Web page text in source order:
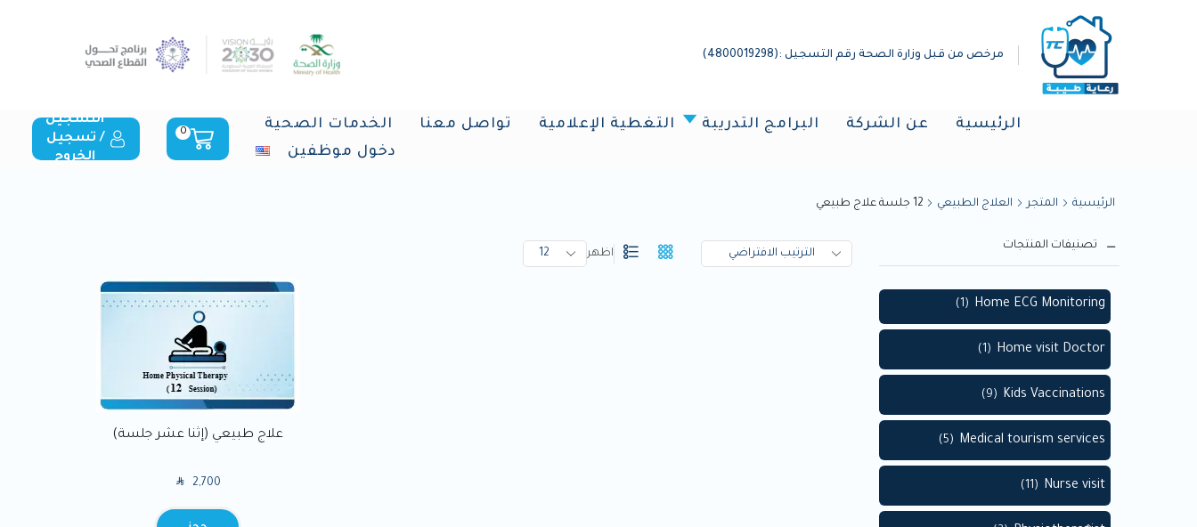
مرخص من قبل وزارة الصحة رقم التسجيل :(4800019298)
الرئيسية عن الشركة البرامج التدريبة التغطية الإعلامية تواصل معنا
الخدمات الصحية
دخول موظفين
0
التسجيل
/ تسجيل
الخروج
الرئيسية المتجر العلاج الطبيعي 12 جلسة علاج طبيعي
اظهر
علاج طبيعي (إثنا عشر جلسة)
SAR 2,700
تصنيفات المنتجات
Home ECG Monitoring
(1)
Home visit Doctor
(1)
Kids Vaccinations
(9)
Medical tourism services
(5)
Nurse visit
(11)